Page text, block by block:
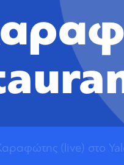
(live) στο